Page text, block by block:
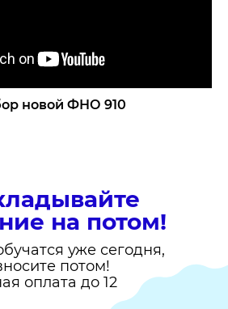
новой ФНО 910
на потом!
уже сегодня,
потом!
оплата до 12